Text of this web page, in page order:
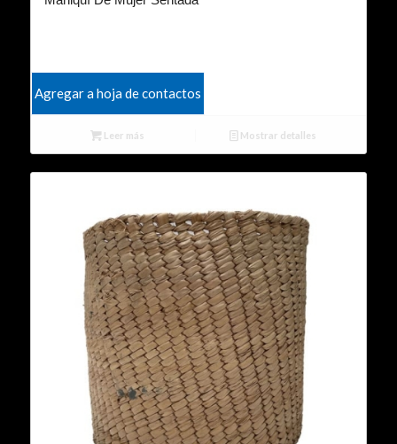
Agregar a hoja de contactos
Leer más Mostrar detalles